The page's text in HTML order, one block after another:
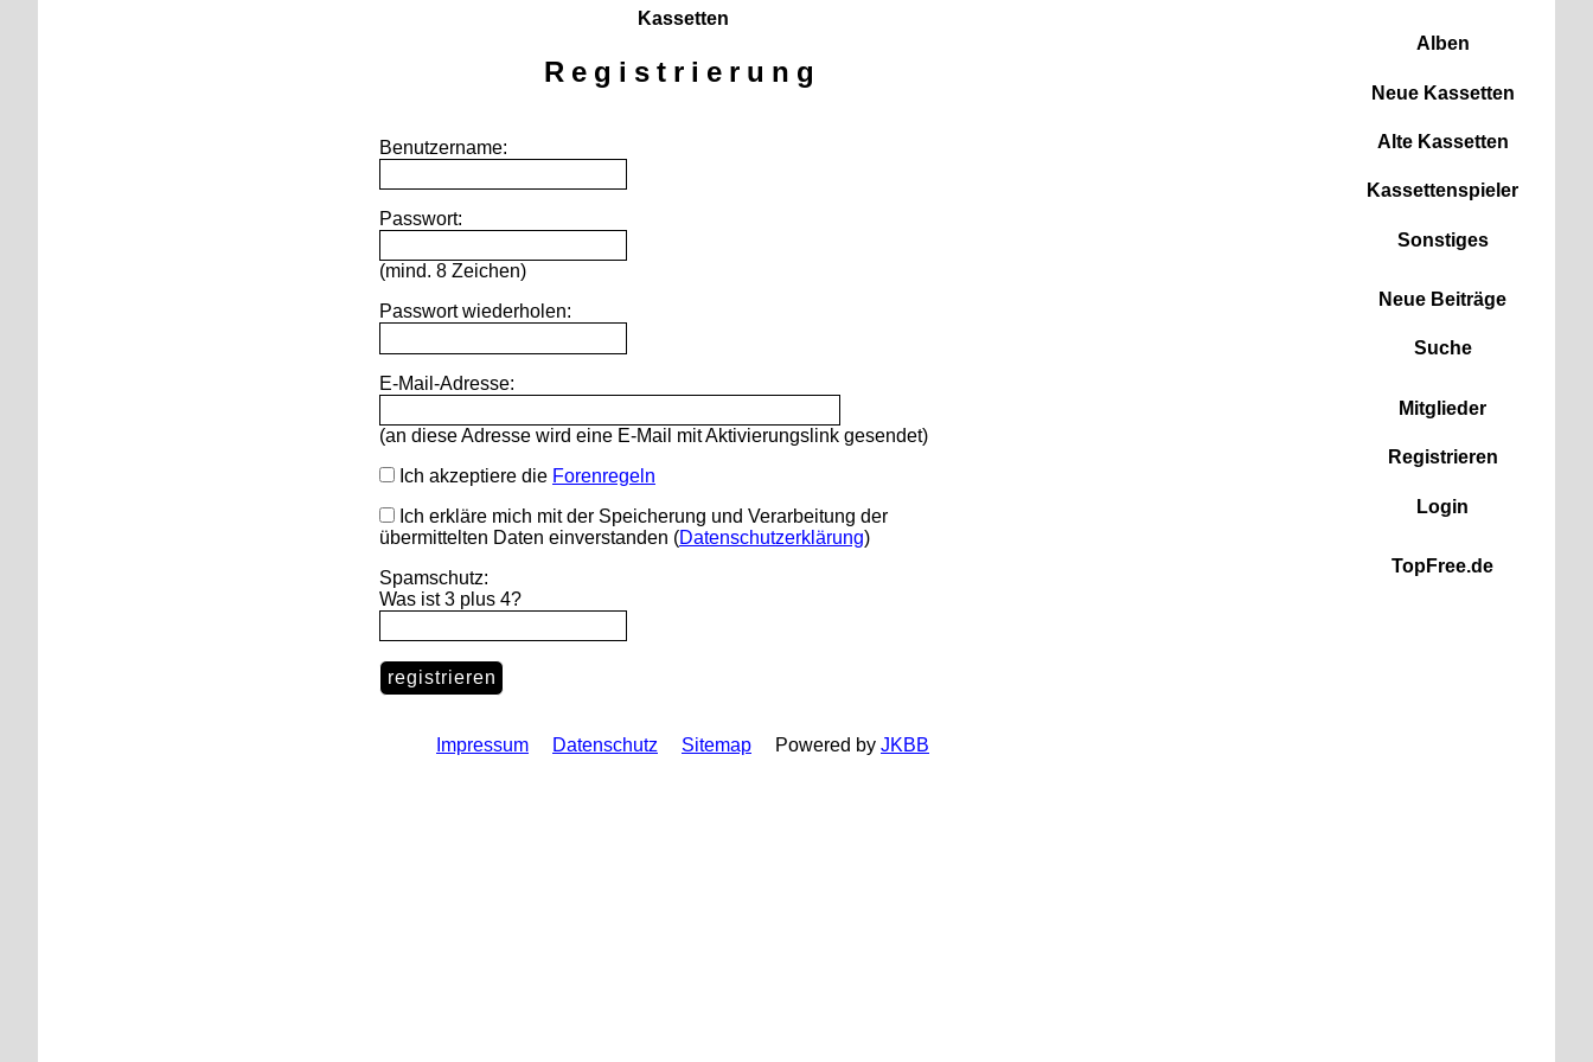
Kassetten
Registrierung
Benutzername:
Passwort:
(mind. 8 Zeichen)
Passwort wiederholen:
E-Mail-Adresse:
(an diese Adresse wird eine E-Mail mit Aktivierungslink gesendet)
Ich akzeptiere die Forenregeln
Ich erkläre mich mit der Speicherung und Verarbeitung der
übermittelten Daten einverstanden (Datenschutzerklärung)
Spamschutz:
Was ist 3 plus 4?
registrieren
Impressum Datenschutz Sitemap Powered by JKBB
Alben
Neue Kassetten
Alte Kassetten
Kassettenspieler
Sonstiges
Neue Beiträge
Suche
Mitglieder
Registrieren
Login
TopFree.de